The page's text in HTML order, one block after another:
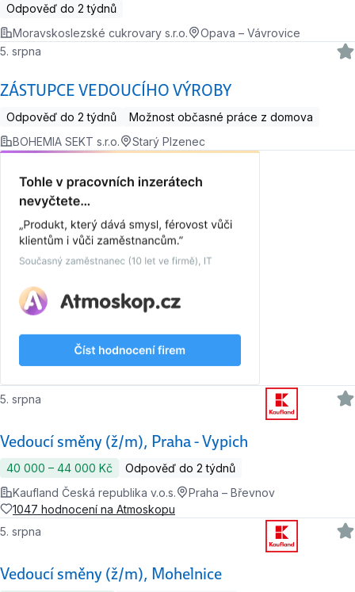
Odpověď do 2 týdnů
Moravskoslezské cukrovary s.r.o.
Opava – Vávrovice
ZÁSTUPCE VEDOUCÍHO VÝROBY
5. srpna
Odpověď do 2 týdnů
Možnost občasné práce z domova
BOHEMIA SEKT s.r.o.
Starý Plzenec
Vedoucí směny (ž/m), Praha - Vypich
5. srpna
40 000 ‍–‍ 44 000 Kč
Odpověď do 2 týdnů
Kaufland Česká republika v.o.s.
Praha – Břevnov
1047 hodnocení na Atmoskopu
Vedoucí směny (ž/m), Mohelnice
5. srpna